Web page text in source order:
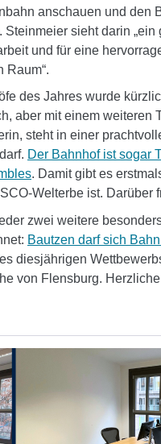
anschauen und den
sieht darin „ein
und für eine
Raum“.
des Jahres wurde
aber mit einem weiteren
steht in einer
Der Bahnhof ist sogar
. Damit gibt es
Welterbe ist. Darüber
zwei weitere
Bautzen darf sich
diesjährigen
von Flensburg.